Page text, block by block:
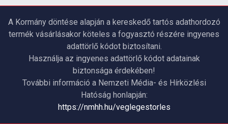
A Kormány döntése alapján a kereskedő tartós adathordozó
termék vásárlásakor köteles a fogyasztó részére ingyenes
adattörlő kódot biztosítani.
Használja az ingyenes adattörlő kódot adatainak
biztonsága érdekében!
További információ a Nemzeti Média- és Hírközlési
Hatóság honlapján:
https://nmhh.hu/veglegestorles